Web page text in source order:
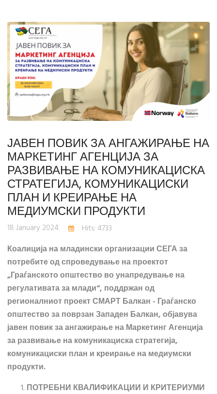
ЈАВЕН ПОВИК ЗА АНГАЖИРАЊЕ НА
МАРКЕТИНГ АГЕНЦИЈА ЗА
РАЗВИВАЊЕ НА КОМУНИКАЦИСКА
СТРАТЕГИЈА, КОМУНИКАЦИСКИ
ПЛАН И КРЕИРАЊЕ НА
МЕДИУМСКИ ПРОДУКТИ
18 January 2024
Hits: 4733
Коалиција на младински организации СЕГА за
потребите од спроведување на проектот
„Граѓанското општество во унапредување на
регулативата за млади“, поддржан од
регионалниот проект СМАРТ Балкан - Граѓанско
општество за поврзан Западен Балкан, објавува
јавен повик за ангажирање на Маркетинг Агенција
за развивање на комуникациска стратегија,
комуникациски план и креирање на медиумски
продукти.
ПОТРЕБНИ КВАЛИФИКАЦИИ И КРИТЕРИУМИ